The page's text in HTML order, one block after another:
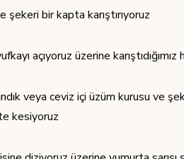
şekeri bir kapta karıştırıyoruz
açıyoruz üzerine karıştıdığımız
veya ceviz içi üzüm kurusu ve
kesiyoruz